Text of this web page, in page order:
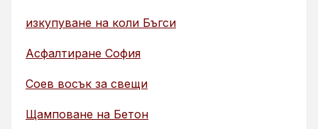
изкупуване на коли Бъгси
Асфалтиране София
Соев восък за свещи
Щамповане на Бетон